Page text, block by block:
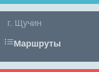
г. Щучин
Маршруты